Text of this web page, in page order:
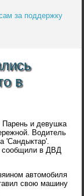
за поддержку
в
и девушка
Водитель
'Сандыктар'.
сообщили в ДВД
автомобиля
свою машину